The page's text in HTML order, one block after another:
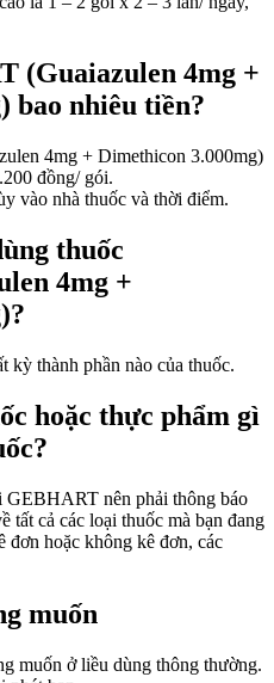
(Guaiazulen 4mg +
bao nhiêu tiền?
4mg + Dimethicon 3.000mg)
đồng/ gói.
vào nhà thuốc và thời điểm.
thuốc
4mg +
kỳ thành phần nào của thuốc.
hoặc thực phẩm gì
GEBHART nên phải thông báo
tất cả các loại thuốc mà bạn đang
đơn hoặc không kê đơn, các
muốn
muốn ở liều dùng thông thường.